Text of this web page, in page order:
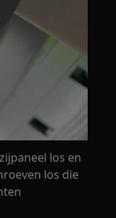
los en
los die